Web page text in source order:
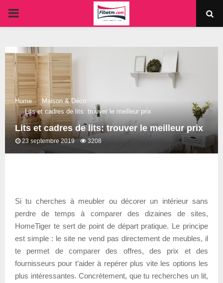
PRIMARY
Home
Maison & Déco
Lits et cadres de lits: trouver le meilleur prix
Lits et cadres de lits: trouver le meilleur prix
23 septembre 2019 3208
Si tu cherches à meubler ou décorer un intérieur sans
perdre de temps à comparer des dizaines de sites,
HomeTiger te sert de point de départ pratique. Le principe
est simple : le site ne vend pas directement de meubles, il
te permet de comparer des offres, des prix et des
fournisseurs pour t’aider à repérer plus vite les options les
plus intéressantes. Concrètement, que tu recherches un lit,